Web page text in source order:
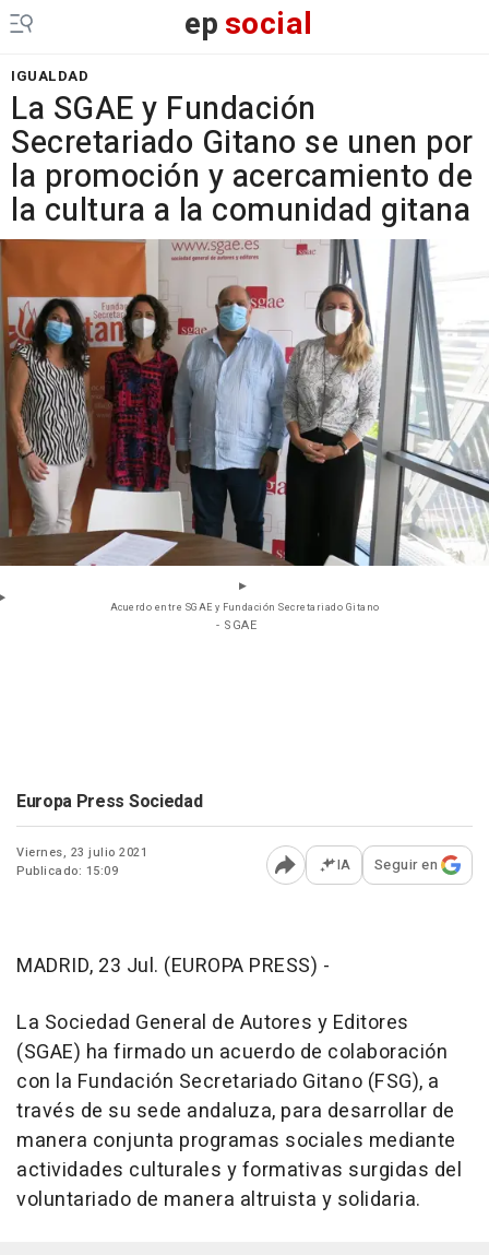
epsocial
IGUALDAD
La SGAE y Fundación
Secretariado Gitano se unen por
la promoción y acercamiento de
la cultura a la comunidad gitana
Acuerdo entre SGAE y Fundación Secretariado Gitano
- SGAE
Europa Press Sociedad
Viernes, 23 julio 2021
Publicado: 15:09
Abrir opciones para
IA Seguir en
MADRID, 23 Jul. (EUROPA PRESS) -
La Sociedad General de Autores y Editores
(SGAE) ha firmado un acuerdo de colaboración
con la Fundación Secretariado Gitano (FSG), a
través de su sede andaluza, para desarrollar de
manera conjunta programas sociales mediante
actividades culturales y formativas surgidas del
voluntariado de manera altruista y solidaria.